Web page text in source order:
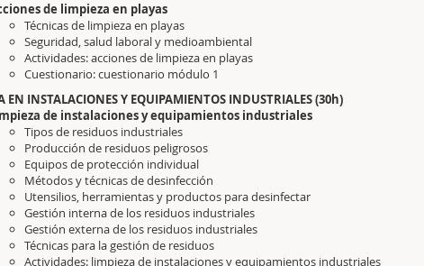
de limpieza en playas
Técnicas de limpieza en playas
Seguridad, salud laboral y medioambiental
Actividades: acciones de limpieza en playas
Cuestionario: cuestionario módulo 1
EN INSTALACIONES Y EQUIPAMIENTOS INDUSTRIALES (30h)
de instalaciones y equipamientos industriales
Tipos de residuos industriales
Producción de residuos peligrosos
Equipos de protección individual
Métodos y técnicas de desinfección
Utensilios, herramientas y productos para desinfectar
Gestión interna de los residuos industriales
Gestión externa de los residuos industriales
Técnicas para la gestión de residuos
Actividades: limpieza de instalaciones y equipamientos industriales